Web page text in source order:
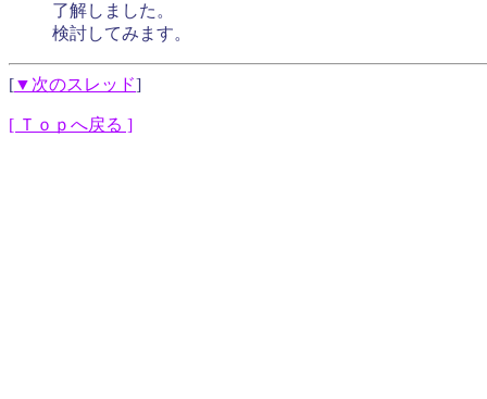
了解しました。
検討してみます。
[▼次のスレッド]
[ Ｔｏｐへ戻る ]